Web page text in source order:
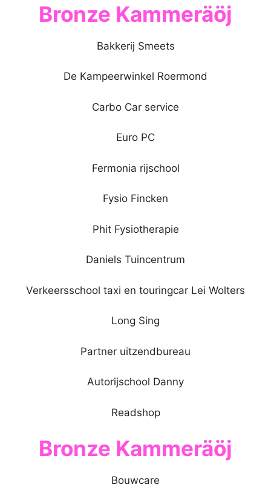
Bronze Kammeräöj
Bakkerij Smeets
De Kampeerwinkel Roermond
Carbo Car service
Euro PC
Fermonia rijschool
Fysio Fincken
Phit Fysiotherapie
Daniels Tuincentrum
Verkeersschool taxi en touringcar Lei Wolters
Long Sing
Partner uitzendbureau
Autorijschool Danny
Readshop
Bronze Kammeräöj
Bouwcare